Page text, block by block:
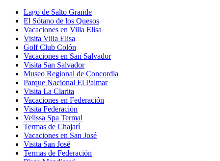
Lago de Salto Grande
El Sótano de los Quesos
Vacaciones en Villa Elisa
Visita Villa Elisa
Golf Club Colón
Vacaciones en San Salvador
Visita San Salvador
Museo Regional de Concordia
Parque Nacional El Palmar
Visita La Clarita
Vacaciones en Federación
Visita Federación
Velissa Spa Termal
Termas de Chajarí
Vacaciones en San José
Visita San José
Termas de Federación